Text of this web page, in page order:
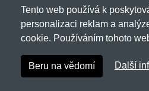
Zpráva*
Novinky emailem
Copyright © 2007-2026 (19 let s
NetIQ. Všechna práva vyhrazena.
Tento web používá k
personalizaci reklam a
cookie. Používáním tohoto
Beru na vědomí Další